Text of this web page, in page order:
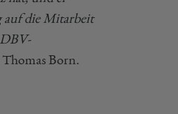
auf die Mitarbeit
Born.